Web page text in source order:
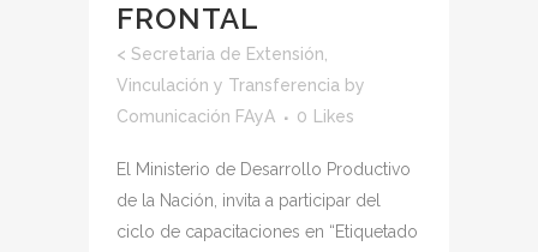
FRONTAL
< Secretaria de Extensión,
Vinculación y Transferencia by
Comunicación FAyA
0 Likes
El Ministerio de Desarrollo Productivo
de la Nación, invita a participar del
ciclo de capacitaciones en “Etiquetado